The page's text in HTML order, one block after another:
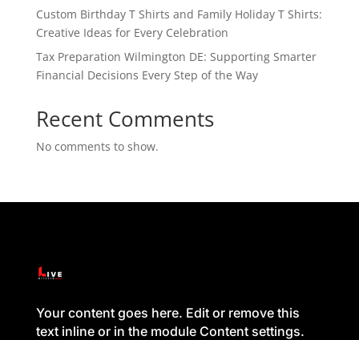
Custom Birthday T Shirts and Family Holiday T Shirts:
Creative Ideas for Every Celebration
Tax Preparation Wilmington DE: Supporting Smarter
Financial Decisions Every Step of the Way
Recent Comments
No comments to show.
Your content goes here. Edit or remove this
text inline or in the module Content settings.